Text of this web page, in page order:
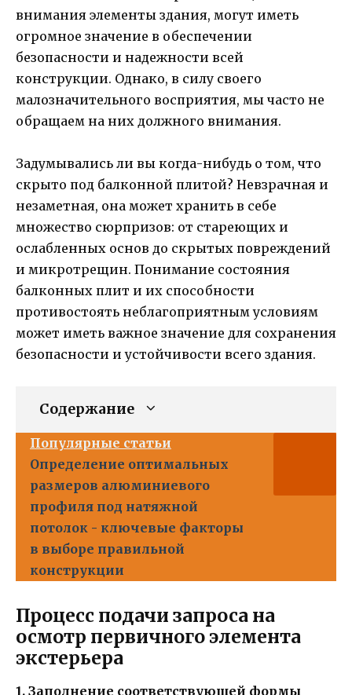
внимания элементы здания, могут иметь
огромное значение в обеспечении
безопасности и надежности всей
конструкции. Однако, в силу своего
малозначительного восприятия, мы часто не
обращаем на них должного внимания.
Задумывались ли вы когда-нибудь о том, что
скрыто под балконной плитой? Невзрачная и
незаметная, она может хранить в себе
множество сюрпризов: от стареющих и
ослабленных основ до скрытых повреждений
и микротрещин. Понимание состояния
балконных плит и их способности
противостоять неблагоприятным условиям
может иметь важное значение для сохранения
безопасности и устойчивости всего здания.
Содержание
Популярные статьи
Определение оптимальных
размеров алюминиевого
профиля под натяжной
потолок - ключевые факторы
в выборе правильной
конструкции
Процесс подачи запроса на
осмотр первичного элемента
экстерьера
1. Заполнение соответствующей формы